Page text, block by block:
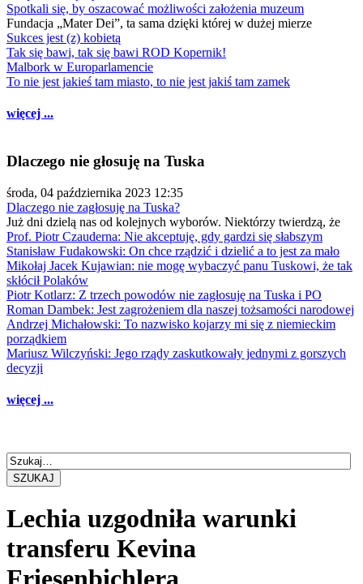
Spotkali się, by oszacować możliwości założenia muzeum
Fundacja „Mater Dei”, ta sama dzięki której w dużej mierze
Sukces jest (z) kobietą
Tak się bawi, tak się bawi ROD Kopernik!
Malbork w Europarlamencie
To nie jest jakieś tam miasto, to nie jest jakiś tam zamek
więcej ...
Dlaczego nie głosuję na Tuska
środa, 04 października 2023 12:35
Dlaczego nie zagłosuję na Tuska?
Już dni dzielą nas od kolejnych wyborów. Niektórzy twierdzą, że
Prof. Piotr Czauderna: Nie akceptuję, gdy gardzi się słabszym
Stanisław Fudakowski: On chce rządzić i dzielić a to jest za mało
Mikołaj Jacek Kujawian: nie mogę wybaczyć panu Tuskowi, że tak
skłócił Polaków
Piotr Kotlarz: Z trzech powodów nie zagłosuję na Tuska i PO
Roman Dambek: Jest zagrożeniem dla naszej tożsamości narodowej
Andrzej Michałowski: To nazwisko kojarzy mi się z niemieckim
porządkiem
Mariusz Wilczyński: Jego rządy zaskutkowały jednymi z gorszych
decyzji
więcej ...
SZUKAJ
Lechia uzgodniła warunki
transferu Kevina